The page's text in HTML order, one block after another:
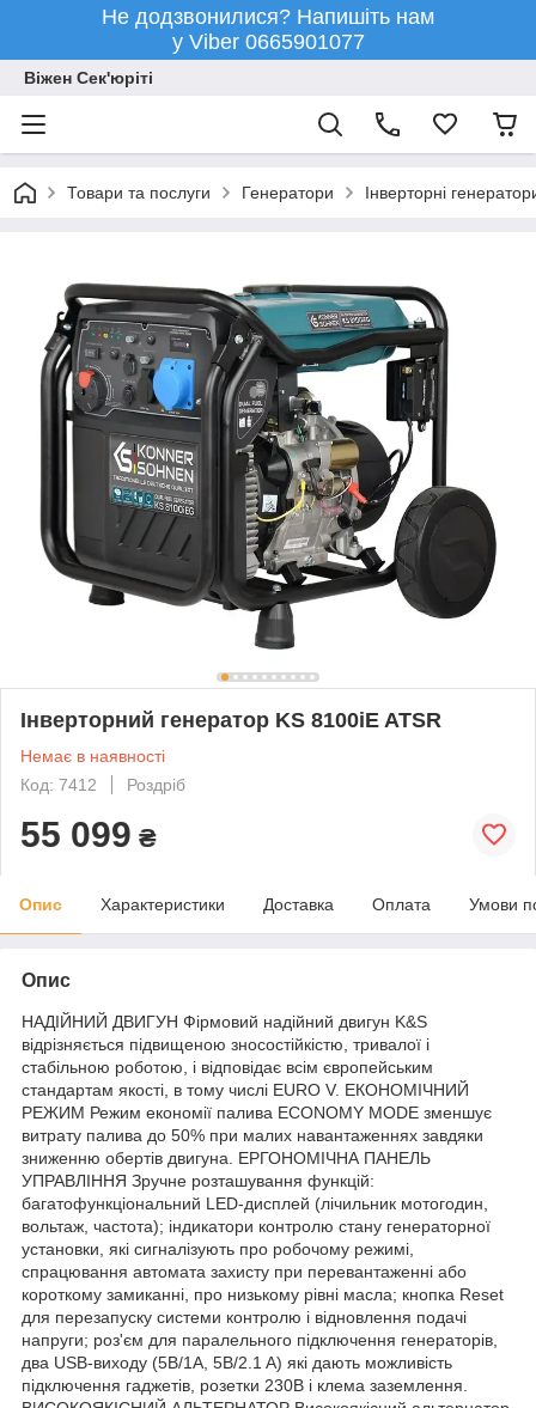
Не додзвонилися? Напишіть нам
у Viber 0665901077
Віжен Сек'юріті
Товари та послуги Генератори Інверторні
Інверторний генератор KS 8100iE ATSR
Немає в наявності
Код: 7412
Роздріб
55 099 ₴
Опис Характеристики Доставка Оплата Умови
Опис
НАДІЙНИЙ ДВИГУН Фірмовий надійний двигун K&S
відрізняється підвищеною зносостійкістю, тривалої і
стабільною роботою, і відповідає всім європейським
стандартам якості, в тому числі EURO V. ЕКОНОМІЧНИЙ
РЕЖИМ Режим економії палива ECONOMY MODE зменшує
витрату палива до 50% при малих навантаженнях завдяки
зниженню обертів двигуна. ЕРГОНОМІЧНА ПАНЕЛЬ
УПРАВЛІННЯ Зручне розташування функцій:
багатофункціональний LED-дисплей (лічильник мотогодин,
вольтаж, частота); індикатори контролю стану генераторної
установки, які сигналізують про робочому режимі,
спрацювання автомата захисту при перевантаженні або
короткому замиканні, про низькому рівні масла; кнопка Reset
для перезапуску системи контролю і відновлення подачі
напруги; роз'єм для паралельного підключення генераторів,
два USB-виходу (5B/1A, 5B/2.1 A) які дають можливість
підключення гаджетів, розетки 230В і клема заземлення.